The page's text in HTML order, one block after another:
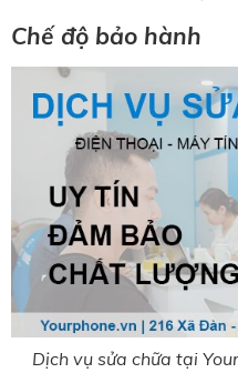
Chế độ bảo hành
Dịch vụ sửa chữa tại